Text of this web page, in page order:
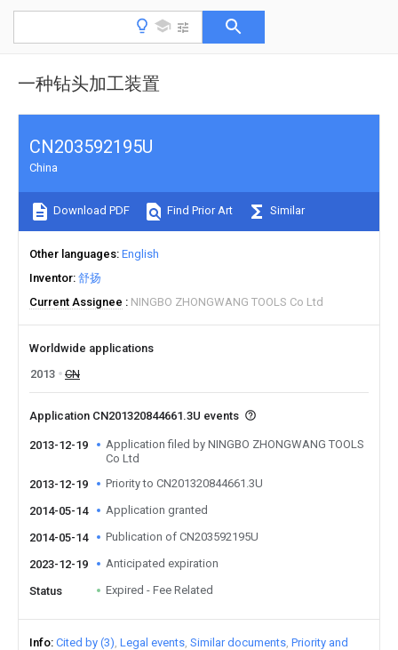
一种钻头加工装置
CN203592195U
China
Download PDF Find Prior Art Similar
Other languages English
Inventor 舒扬
Current Assignee
NINGBO ZHONGWANG TOOLS Co Ltd
Worldwide applications
2013
CN
Application CN201320844661.3U events
2013-12-19
Application filed by NINGBO ZHONGWANG TOOLS
Co Ltd
2013-12-19
Priority to CN201320844661.3U
2014-05-14 Application granted
2014-05-14 Publication of CN203592195U
2023-12-19 Anticipated expiration
Status Expired - Fee Related
Info Cited by (3) Legal events Similar documents Priority and